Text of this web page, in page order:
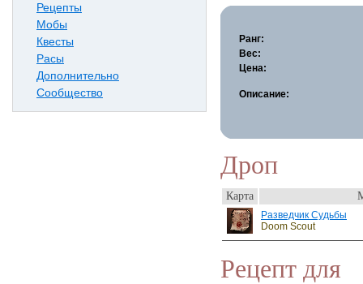
Рецепты
Мобы
Квесты
Расы
Дополнительно
Сообщество
Ранг:
Вес:
Цена:
Описание:
Дроп
Карта
Разведчик Судьбы
Doom Scout
Рецепт для